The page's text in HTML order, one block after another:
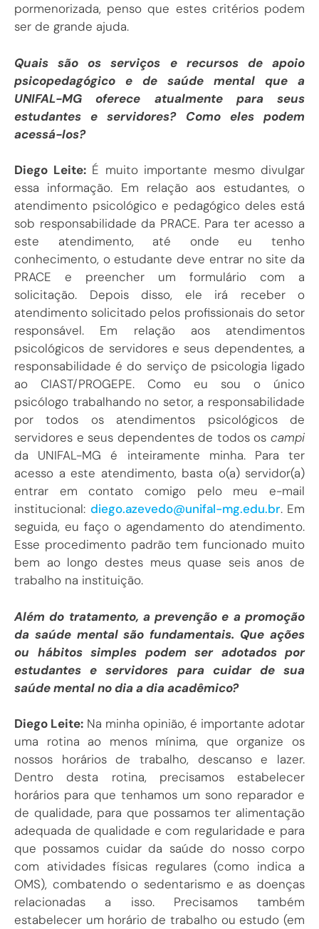
pormenorizada, penso que estes critérios podem
ser de grande ajuda.
Quais são os serviços e recursos de apoio
psicopedagógico e de saúde mental que a
UNIFAL-MG oferece atualmente para seus
estudantes e servidores? Como eles podem
acessá-los?
Diego Leite:É muito importante mesmo divulgar
essa informação. Em relação aos estudantes, o
atendimento psicológico e pedagógico deles está
sob responsabilidade da PRACE. Para ter acesso a
este atendimento, até onde eu tenho
conhecimento, o estudante deve entrar no site da
PRACE e preencher um formulário com a
solicitação. Depois disso, ele irá receber o
atendimento solicitado pelos profissionais do setor
responsável. Em relação aos atendimentos
psicológicos de servidores e seus dependentes, a
responsabilidade é do serviço de psicologia ligado
ao CIAST/PROGEPE. Como eu sou o único
psicólogo trabalhando no setor, a responsabilidade
por todos os atendimentos psicológicos de
servidores e seus dependentes de todos os campi
da UNIFAL-MG é inteiramente minha. Para ter
acesso a este atendimento, basta o(a) servidor(a)
entrar em contato comigo pelo meu e-mail
institucional: diego.azevedo@unifal-mg.edu.br. Em
seguida, eu faço o agendamento do atendimento.
Esse procedimento padrão tem funcionado muito
bem ao longo destes meus quase seis anos de
trabalho na instituição.
Além do tratamento, a prevenção e a promoção
da saúde mental são fundamentais. Que ações
ou hábitos simples podem ser adotados por
estudantes e servidores para cuidar de sua
saúde mental no dia a dia acadêmico?
Diego Leite: Na minha opinião, é importante adotar
uma rotina ao menos mínima, que organize os
nossos horários de trabalho, descanso e lazer.
Dentro desta rotina, precisamos estabelecer
horários para que tenhamos um sono reparador e
de qualidade, para que possamos ter alimentação
adequada de qualidade e com regularidade e para
que possamos cuidar da saúde do nosso corpo
com atividades físicas regulares (como indica a
OMS), combatendo o sedentarismo e as doenças
relacionadas a isso. Precisamos também
estabelecer um horário de trabalho ou estudo (em